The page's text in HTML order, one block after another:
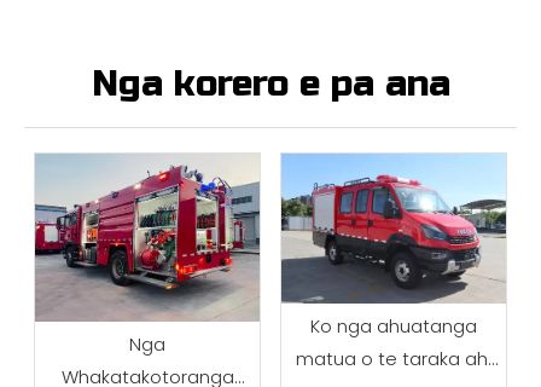
Nga korero e pa ana
Nga
Whakatakotoranga
Ko nga ahuatanga
matua o te taraka ahi